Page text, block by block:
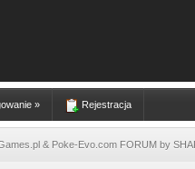
» Rejestracja
& Poke-Evo.com FORUM by